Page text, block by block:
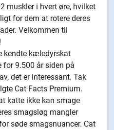
muskler i hvert øre, hvilket
for dem at rotere deres
Velkommen til
kendte kæledyrskat
for 9.500 år siden på
det er interessant. Tak
Cat Facts Premium.
katte ikke kan smage
smagsløg mangler
søde smagsnuancer. Cat